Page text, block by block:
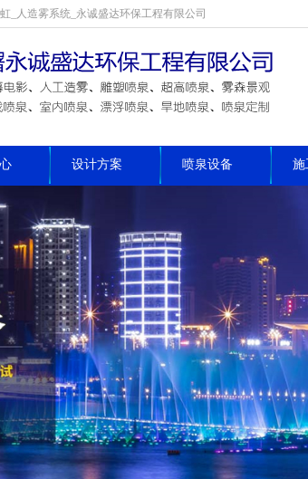
_人造雾系统_永诚盛达环保工程有限公司
设计方案 喷泉设备 施